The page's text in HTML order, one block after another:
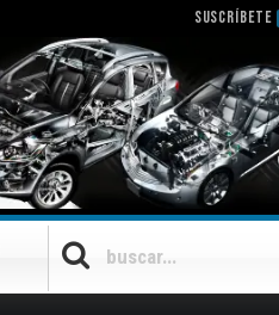
SUSCRÍBETE